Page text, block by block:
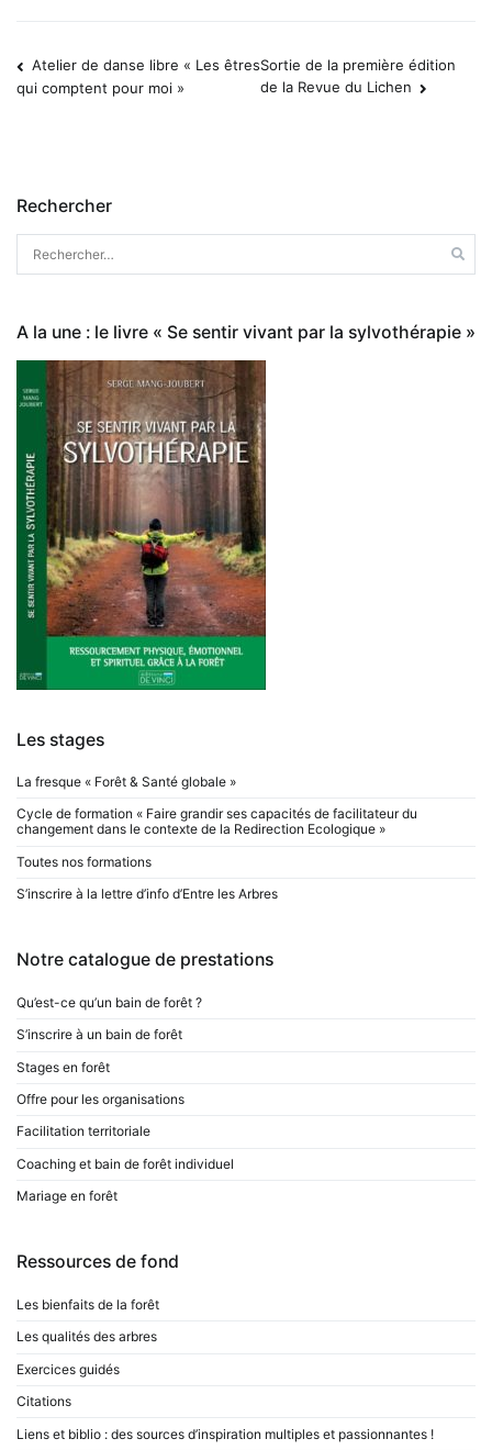
Navigation
l’article
Atelier de danse libre « Les êtres
qui comptent pour moi »
Sortie de la première édition
de la Revue du Lichen
Rechercher
Rechercher :
A la une : le livre « Se sentir vivant par la sylvothérapie »
Les stages
La fresque « Forêt & Santé globale »
Cycle de formation « Faire grandir ses capacités de facilitateur du
changement dans le contexte de la Redirection Ecologique »
Toutes nos formations
S’inscrire à la lettre d’info d’Entre les Arbres
Notre catalogue de prestations
Qu’est-ce qu’un bain de forêt ?
S’inscrire à un bain de forêt
Stages en forêt
Offre pour les organisations
Facilitation territoriale
Coaching et bain de forêt individuel
Mariage en forêt
Ressources de fond
Les bienfaits de la forêt
Les qualités des arbres
Exercices guidés
Citations
Liens et biblio : des sources d’inspiration multiples et passionnantes !